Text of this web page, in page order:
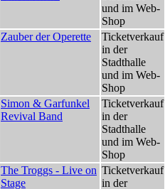
und im Web-
Shop
Zauber der Operette
Ticketverkauf
in der
Stadthalle
und im Web-
Shop
Simon & Garfunkel
Revival Band
Ticketverkauf
in der
Stadthalle
und im Web-
Shop
The Troggs - Live on
Stage
Ticketverkauf
in der